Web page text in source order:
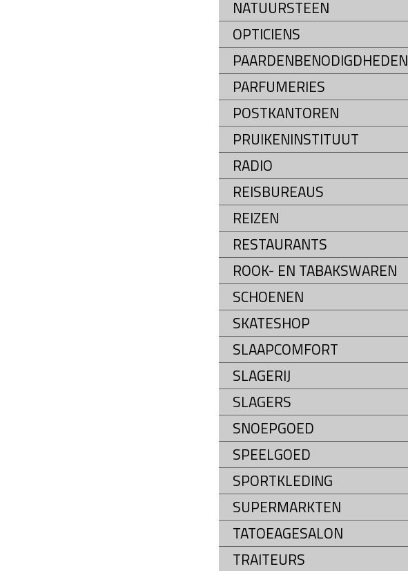
NATUURSTEEN
OPTICIENS
PAARDENBENODIGDHEDEN
PARFUMERIES
POSTKANTOREN
PRUIKENINSTITUUT
RADIO
REISBUREAUS
REIZEN
RESTAURANTS
ROOK- EN TABAKSWAREN
SCHOENEN
SKATESHOP
SLAAPCOMFORT
SLAGERIJ
SLAGERS
SNOEPGOED
SPEELGOED
SPORTKLEDING
SUPERMARKTEN
TATOEAGESALON
TRAITEURS